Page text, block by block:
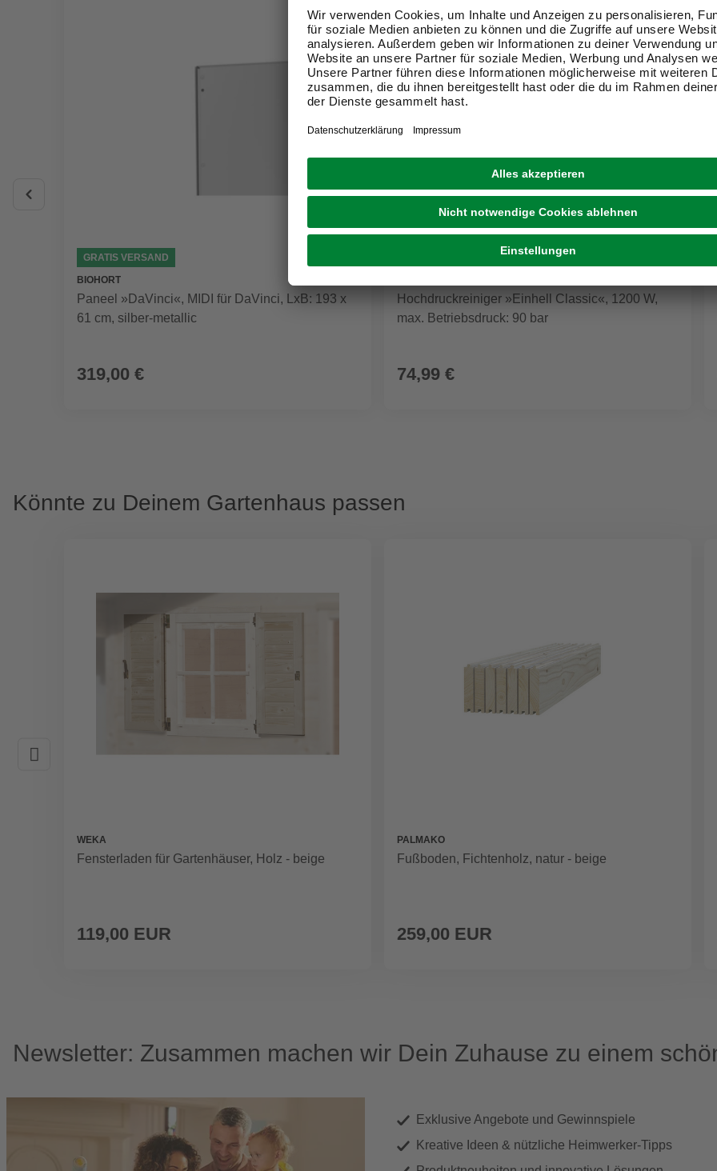
GRATIS VERSAND
BIOHORT
Paneel »DaVinci«, MIDI für DaVinci, LxB: 193 x
61 cm, silber-metallic
319,00 €
Hochdruckreiniger »Einhell Classic«, 1200 W,
max. Betriebsdruck: 90 bar
74,99 €
Könnte zu Deinem Gartenhaus passen
WEKA
Fensterladen für Gartenhäuser, Holz - beige
119,00 EUR
PALMAKO
Fußboden, Fichtenholz, natur - beige
259,00 EUR
Newsletter: Zusammen machen wir Dein Zuhause zu einem
Exklusive Angebote und Gewinnspiele
Kreative Ideen & nützliche Heimwerker-Tipps